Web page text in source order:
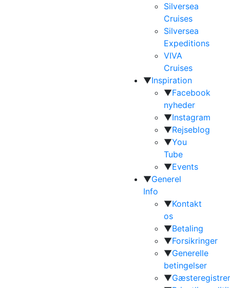
Silversea
Cruises
Silversea
Expeditions
VIVA
Cruises
▼Inspiration
▼Facebook
nyheder
▼Instagram
▼Rejseblog
▼You
Tube
▼Events
▼Generel
Info
▼Kontakt
os
▼Betaling
▼Forsikringer
▼Generelle
betingelser
▼